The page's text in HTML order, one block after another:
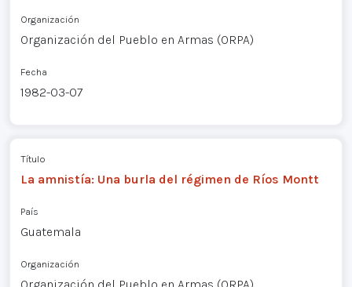
Organización
Organización del Pueblo en Armas (ORPA)
Fecha
1982-03-07
Título
La amnistía: Una burla del régimen de Ríos Montt
País
Guatemala
Organización